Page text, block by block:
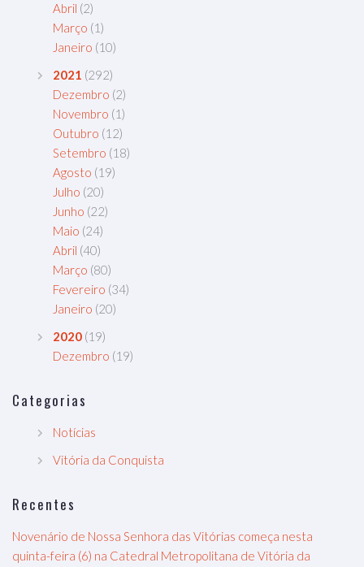
Abril (2)
Março (1)
Janeiro (10)
2021 (292)
Dezembro (2)
Novembro (1)
Outubro (12)
Setembro (18)
Agosto (19)
Julho (20)
Junho (22)
Maio (24)
Abril (40)
Março (80)
Fevereiro (34)
Janeiro (20)
2020 (19)
Dezembro (19)
Categorias
Notícias
Vitória da Conquista
Recentes
Novenário de Nossa Senhora das Vitórias começa nesta
quinta-feira (6) na Catedral Metropolitana de Vitória da